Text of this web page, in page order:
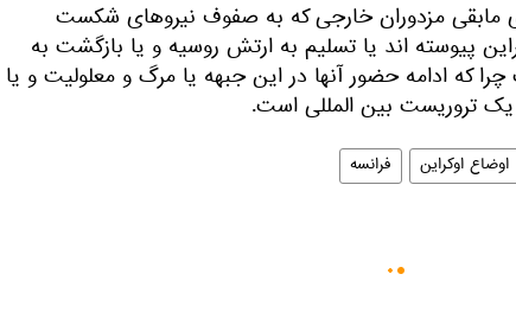
مابقی مزدوران خارجی که به صفوف نیروهای شکست
پیوسته اند یا تسلیم به ارتش روسیه و یا بازگشت به
که ادامه حضور آنها در این جبهه یا مرگ و معلولیت و یا
تروریست بین المللی است.
اوضاع اوکراین فرانسه